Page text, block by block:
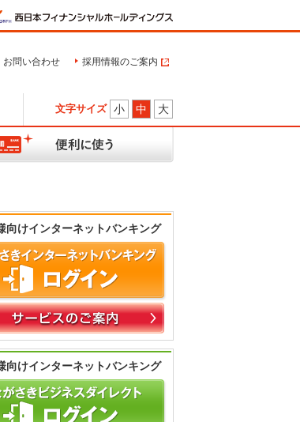
お問い合わせ 採用情報のご案内
文字サイズ 小 中 大
向けインターネットバンキング
向けインターネットバンキング